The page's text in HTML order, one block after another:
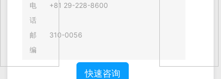
电
话
+81 29-228-8600
邮
编
310-0056
快速咨询